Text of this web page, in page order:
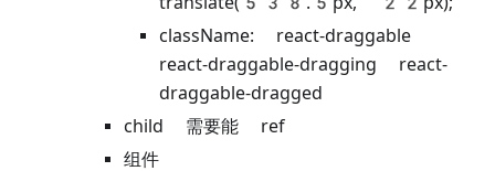
className: react-draggable
react-draggable-dragging react-
draggable-dragged
child 需要能 ref
组件